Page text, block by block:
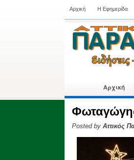
Αρχική Η Εφημερίδα
Αρχική
Posted by Αττικός